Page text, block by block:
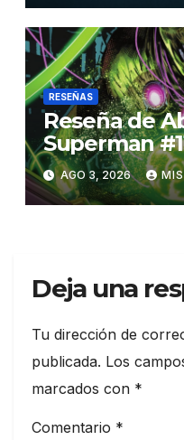
RESEÑAS
Reseña de
Superman
AGO 3, 2026
Deja una
Tu dirección de
publicada. Los
marcados con *
Comentario *